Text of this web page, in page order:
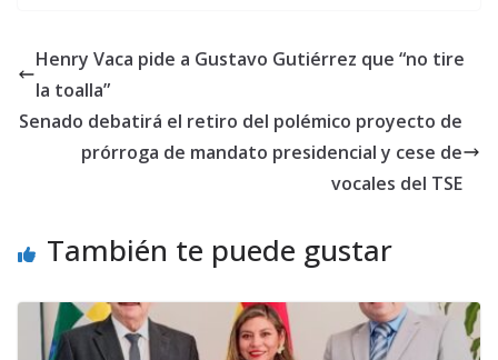
Henry Vaca pide a Gustavo Gutiérrez que “no tire
la toalla”
Senado debatirá el retiro del polémico proyecto de
prórroga de mandato presidencial y cese de
vocales del TSE
También te puede gustar